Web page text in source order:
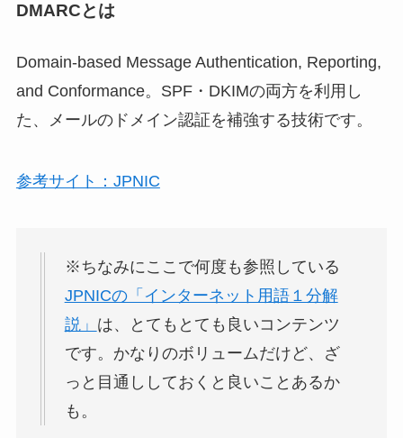
DMARCとは
Domain-based Message Authentication, Reporting,
and Conformance。SPF・DKIMの両方を利用し
た、メールのドメイン認証を補強する技術です。
参考サイト：JPNIC
※ちなみにここで何度も参照している
JPNICの「インターネット用語１分解
説」 は、とてもとても良いコンテンツ
です。かなりのボリュームだけど、ざ
っと目通ししておくと良いことあるか
も。